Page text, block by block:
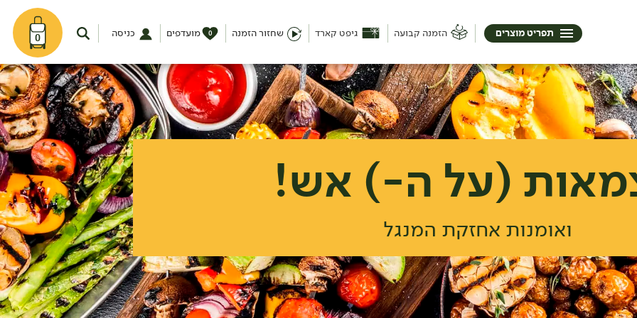
0 הזמנה קבועה גיפט קארד שחזור הזמנה מועדפים 0 כניסה תפריט מוצרים
(על ה-) אש!
ואומנות אחזקת המנגל